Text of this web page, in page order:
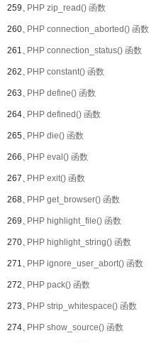
259、PHP zip_read() 函数
260、PHP connection_aborted() 函数
261、PHP connection_status() 函数
262、PHP constant() 函数
263、PHP define() 函数
264、PHP defined() 函数
265、PHP die() 函数
266、PHP eval() 函数
267、PHP exit() 函数
268、PHP get_browser() 函数
269、PHP highlight_file() 函数
270、PHP highlight_string() 函数
271、PHP ignore_user_abort() 函数
272、PHP pack() 函数
273、PHP strip_whitespace() 函数
274、PHP show_source() 函数